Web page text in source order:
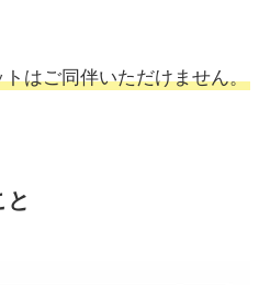
はご同伴いただけません。
と